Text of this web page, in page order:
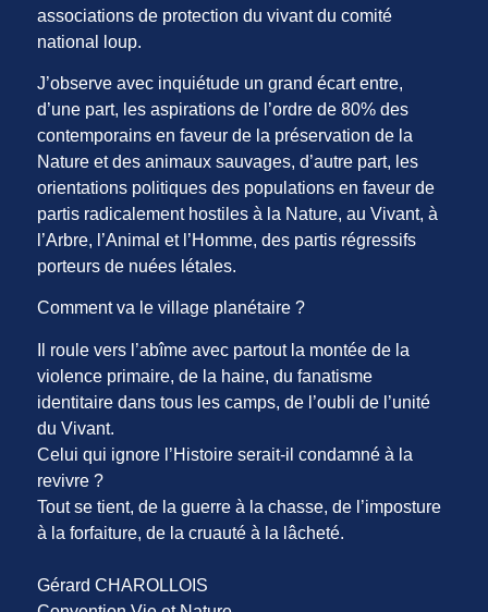
associations de protection du vivant du comité
national loup.
J’observe avec inquiétude un grand écart entre,
d’une part, les aspirations de l’ordre de 80% des
contemporains en faveur de la préservation de la
Nature et des animaux sauvages, d’autre part, les
orientations politiques des populations en faveur de
partis radicalement hostiles à la Nature, au Vivant, à
l’Arbre, l’Animal et l’Homme, des partis régressifs
porteurs de nuées létales.
Comment va le village planétaire ?
Il roule vers l’abîme avec partout la montée de la
violence primaire, de la haine, du fanatisme
identitaire dans tous les camps, de l’oubli de l’unité
du Vivant.
Celui qui ignore l’Histoire serait-il condamné à la
revivre ?
Tout se tient, de la guerre à la chasse, de l’imposture
à la forfaiture, de la cruauté à la lâcheté.
Gérard CHAROLLOIS